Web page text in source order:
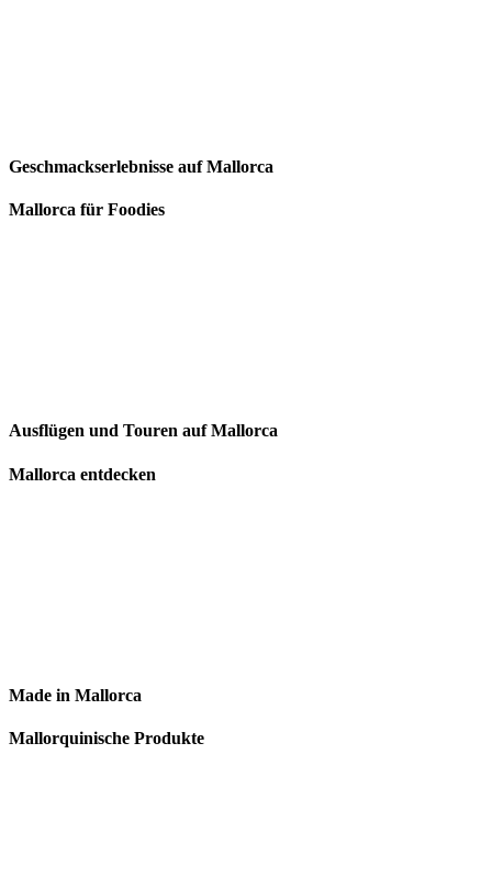
Geschmackserlebnisse auf Mallorca
Mallorca für Foodies
Ausflügen und Touren auf Mallorca
Mallorca entdecken
Made in Mallorca
Mallorquinische Produkte